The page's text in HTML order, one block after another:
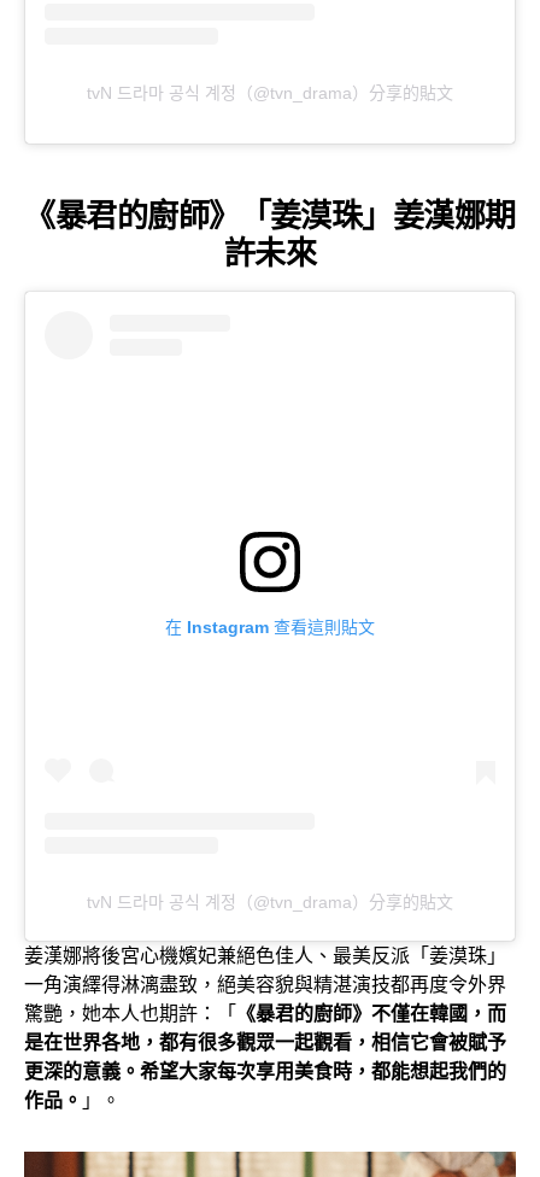
tvN 드라마 공식 계정（@tvn_drama）分享的貼文
《暴君的廚師》「姜漠珠」姜漢娜期
許未來
在 Instagram 查看這則貼文
tvN 드라마 공식 계정（@tvn_drama）分享的貼文
姜漢娜將後宮心機嬪妃兼絕色佳人、最美反派「姜漠珠」
一角演繹得淋漓盡致，絕美容貌與精湛演技都再度令外界
驚艷，她本人也期許：「 《暴君的廚師》不僅在韓國，而
是在世界各地，都有很多觀眾一起觀看，相信它會被賦予
更深的意義。希望大家每次享用美食時，都能想起我們的
作品。 」。